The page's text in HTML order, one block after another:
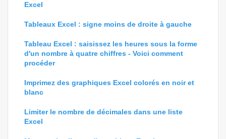
Excel
Tableaux Excel : signe moins de droite à gauche
Tableau Excel : saisissez les heures sous la forme
d'un nombre à quatre chiffres - Voici comment
procéder
Imprimez des graphiques Excel colorés en noir et
blanc
Limiter le nombre de décimales dans une liste
Excel